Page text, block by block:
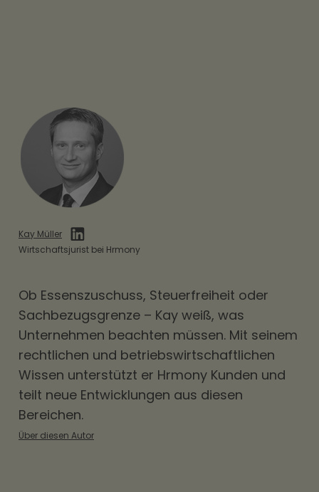
Kay Müller
Wirtschaftsjurist bei Hrmony
Ob Essenszuschuss, Steuerfreiheit oder
Sachbezugsgrenze – Kay weiß, was
Unternehmen beachten müssen. Mit seinem
rechtlichen und betriebswirtschaftlichen
Wissen unterstützt er Hrmony Kunden und
teilt neue Entwicklungen aus diesen
Bereichen.
Über diesen Autor